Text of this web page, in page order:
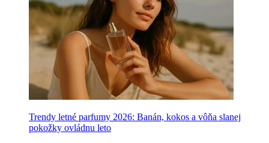
Trendy letné parfumy 2026: Banán, kokos a vôňa slanej
pokožky ovládnu leto